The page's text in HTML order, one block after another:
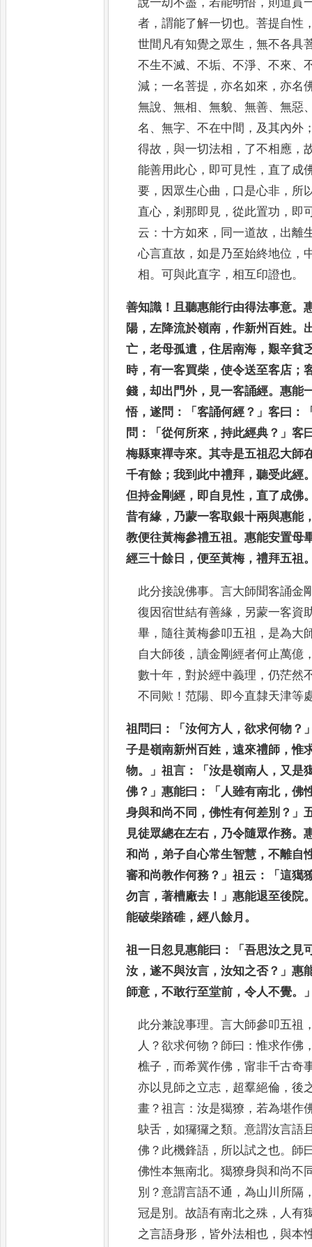
者 ，謂能了解一切也。菩提自性
世間凡有知覺之眾生 ，無不各具
不生不滅、不垢、不淨、不來、
減 ；一名菩提 ，亦名如來 ，亦名
無說、無相、無貌、無善、無惡
名 、無字、不在中 間 ， 及其內外
得故 ，與一切法相 ， 了不相應 ，
能善用此心 ， 即可見性 ， 直了成
要 ， 因眾生心曲 ， 口是心非 ， 所
直心 ， 剎那即見 ，從此置功 ， 即
云 ：十方如來 ， 同一道故 ， 出離
心言直故 ，如是乃至始終地位 ，
相。可與此直字 ，相互印證也。
善知識 ！ 且聽惠能行由得法事意。
陽 ，左降流於嶺南 ，作新州百姓。
亡 ，老母孤遺 ，住居南海 ，艱辛貧
時，有一客買柴 ，使令送至客店 ；
錢 ，却出門外， 見一客誦經。惠能
悟，遂問 ：「客誦何經 ？」客曰 ：
問 ：「從何所來 ，持此經典 ？」客
梅縣東禪寺來。其寺是五祖忍大師
千有餘；我到此中禮拜 ，聽受此經
但持金剛經 ， 即自見性 ，直了成佛
昔有緣 ， 乃蒙一客取銀十兩與惠能
教便往黃梅參禮五祖 。惠能安置母
經三十餘日 ，便至黃梅，禮拜五祖
此分接說佛事。言大師聞客誦金
復因宿世結有善緣 ， 另蒙一客資
畢 ， 隨往黃梅參叩五祖 ， 是為大
自大師後 ，讀金剛經者何止萬億
數十年 ，對於經中義理 ，仍茫然
不同歟 ！范陽、 即今直隸天津等
祖問曰 ：「汝何方人 ，欲求何物 ？
子是嶺南新州百姓 ，遠來禮師 ，惟
物。」祖言 ：「汝是嶺南人 ， 又是
佛 ？」惠能曰 ：「 人雖有南北，佛
身與和尚不同 ，佛性有何差別 ？」
見徒眾總在左右 ， 乃令隨眾作務。
和尚 ， 弟子自心常生智慧 ，不離自
審和尚教作何務 ？」祖云 ：「這獦
勿言 ，著槽廠去 ！」惠能退至後院
能破柴踏碓，經八餘月 。
祖一日忽見惠能曰 ：「吾思汝之見
汝 ，遂不與汝言 ，汝知之否？」惠
師意 ，不敢行至堂前 ，令人不覺。
此分兼說事理。言大師參叩五祖
人 ？欲求何物 ？ 師曰 ：惟求作佛
樵子 ，而希冀作佛 ，甯非千古奇
亦以見師之立志 ， 超羣絕倫 ，後
畫 ？祖言 ：汝是獦獠 ， 若為堪作
鴃舌 ，如玀玀之類。意謂汝言語
佛 ？ 此機鋒語 ， 所以試之也。 師
佛性本無南北。獦獠身與和尚不
別 ？意謂言語不通 ，為山川所隔
冠是別 。故語有南北之殊 ， 人有
之言語身形 ， 皆外法相也 ，與本